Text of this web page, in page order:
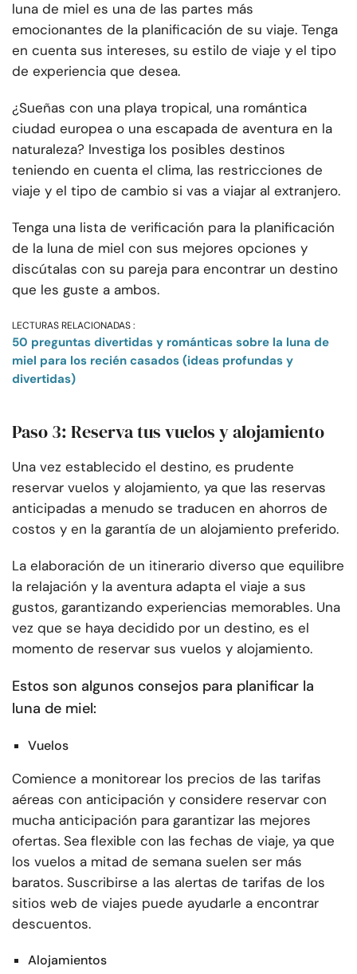
luna de miel es una de las partes más
emocionantes de la planificación de su viaje. Tenga
en cuenta sus intereses, su estilo de viaje y el tipo
de experiencia que desea.
¿Sueñas con una playa tropical, una romántica
ciudad europea o una escapada de aventura en la
naturaleza? Investiga los posibles destinos
teniendo en cuenta el clima, las restricciones de
viaje y el tipo de cambio si vas a viajar al extranjero.
Tenga una lista de verificación para la planificación
de la luna de miel con sus mejores opciones y
discútalas con su pareja para encontrar un destino
que les guste a ambos.
LECTURAS RELACIONADAS :
50 preguntas divertidas y románticas sobre la luna de
miel para los recién casados (ideas profundas y
divertidas)
Paso 3: Reserva tus vuelos y alojamiento
Una vez establecido el destino, es prudente
reservar vuelos y alojamiento, ya que las reservas
anticipadas a menudo se traducen en ahorros de
costos y en la garantía de un alojamiento preferido.
La elaboración de un itinerario diverso que equilibre
la relajación y la aventura adapta el viaje a sus
gustos, garantizando experiencias memorables. Una
vez que se haya decidido por un destino, es el
momento de reservar sus vuelos y alojamiento.
Estos son algunos consejos para planificar la
luna de miel:
Vuelos
Comience a monitorear los precios de las tarifas
aéreas con anticipación y considere reservar con
mucha anticipación para garantizar las mejores
ofertas. Sea flexible con las fechas de viaje, ya que
los vuelos a mitad de semana suelen ser más
baratos. Suscribirse a las alertas de tarifas de los
sitios web de viajes puede ayudarle a encontrar
descuentos.
Alojamientos